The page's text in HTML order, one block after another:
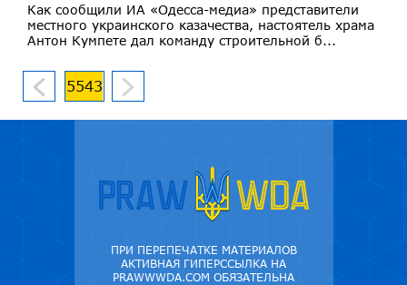
Как сообщили ИА «Одесса-медиа» представители
местного украинского казачества, настоятель храма
Антон Кумпете дал команду строительной б...
5543
ПРИ ПЕРЕПЕЧАТКЕ МАТЕРИАЛОВ
АКТИВНАЯ ГИПЕРССЫЛКА НА
PRAWWWDA.COM ОБЯЗАТЕЛЬНА